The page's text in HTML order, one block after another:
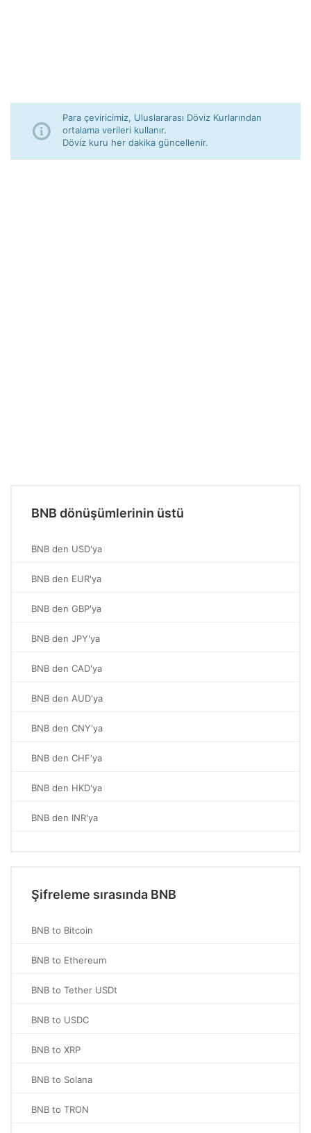
Para çeviricimiz, Uluslararası Döviz Kurlarından
ortalama verileri kullanır.
Döviz kuru her dakika güncellenir.
BNB dönüşümlerinin üstü
BNB den USD'ya
BNB den EUR'ya
BNB den GBP'ya
BNB den JPY'ya
BNB den CAD'ya
BNB den AUD'ya
BNB den CNY'ya
BNB den CHF'ya
BNB den HKD'ya
BNB den INR'ya
Şifreleme sırasında BNB
BNB to Bitcoin
BNB to Ethereum
BNB to Tether USDt
BNB to USDC
BNB to XRP
BNB to Solana
BNB to TRON